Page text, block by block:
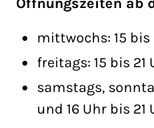
mittwochs: 15 bis
freitags: 15 bis 21
samstags,
und 16 Uhr bis 21